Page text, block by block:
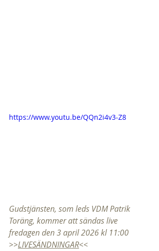
https://www.youtu.be/QQn2i4v3-Z8
Gudstjänsten, som leds VDM Patrik
Toräng, kommer att sändas live
fredagen den 3 april 2026 kl 11:00
>>LIVESÄNDNINGAR<<